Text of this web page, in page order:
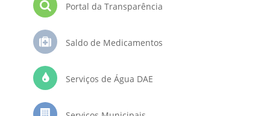
Portal da Transparência
Saldo de Medicamentos
Serviços de Água DAE